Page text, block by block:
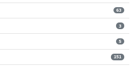
63
3
5
151